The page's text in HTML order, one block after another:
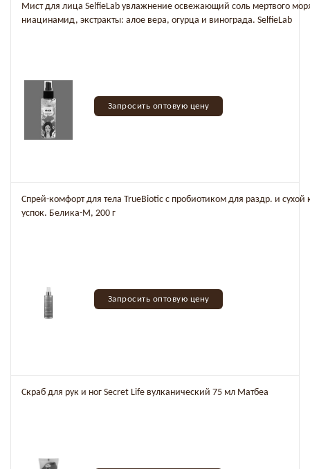
Мист для лица SelfieLab увлажнение освежающий соль мертвого
ниацинамид, экстракты: алое вера, огурца и винограда. SelfieLab
Запросить оптовую цену
Спрей-комфорт для тела TrueBiotic с пробиотиком для раздр. и сухой
успок. Белика-М, 200 г
Запросить оптовую цену
Скраб для рук и ног Secret Life вулканический 75 мл Матбеа